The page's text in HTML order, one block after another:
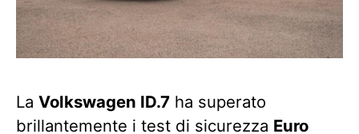
La Volkswagen ID.7 ha superato
brillantemente i test di sicurezza Euro